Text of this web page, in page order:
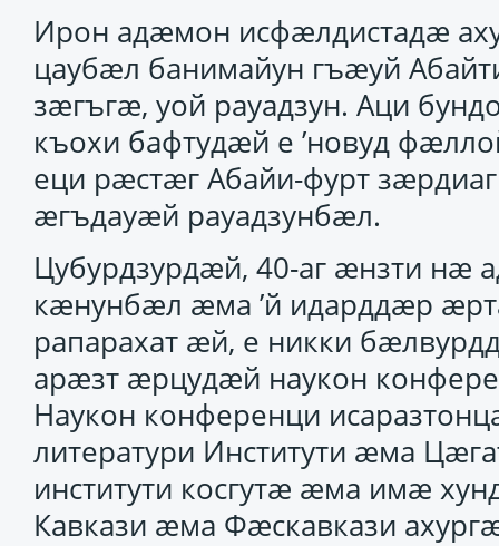
Ирон адӕмон исфӕлдистадӕ
цаубӕл банимайун гъӕуй
зӕгъгӕ, уой рауадзун. Аци
къохи бафтудӕй е ’новуд
еци рӕстӕг Абайи-фурт
ӕгъдауӕй рауадзунбӕл.
Цубурдзурдӕй, 40-аг ӕнзти
кӕнунбӕл ӕма ’й идарддӕр
рапарахат ӕй, е никки
арӕзт ӕрцудӕй наукон
Наукон конференци
литератури Институти ӕма
институти косгутӕ ӕма имӕ
Кавкази ӕма Фӕскавкази